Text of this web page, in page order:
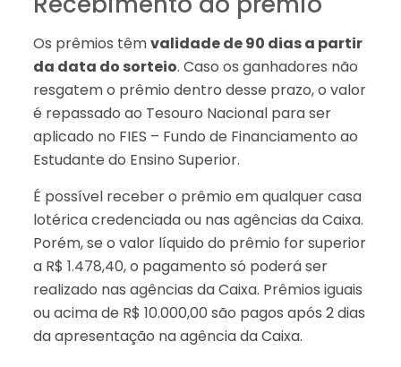
Os prêmios têmvalidade de 90 dias a partir
da data do sorteio. Caso os ganhadores não
resgatem o prêmio dentro desse prazo, o valor
é repassado ao Tesouro Nacional para ser
aplicado no FIES – Fundo de Financiamento ao
Estudante do Ensino Superior.
É possível receber o prêmio em qualquer casa
lotérica credenciada ou nas agências da Caixa.
Porém, se o valor líquido do prêmio for superior
a R$ 1.478,40, o pagamento só poderá ser
realizado nas agências da Caixa. Prêmios iguais
ou acima de R$ 10.000,00 são pagos após 2 dias
da apresentação na agência da Caixa.